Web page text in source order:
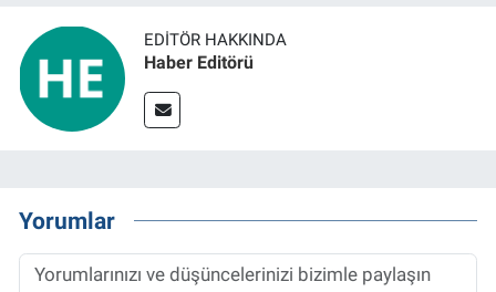
EDITÖR HAKKINDA
Haber Editörü
Yorumlar